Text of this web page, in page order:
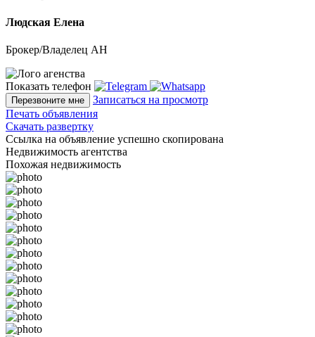
Людская Елена
Брокер/Владелец АН
Показать телефон
Перезвоните мне
Записаться на просмотр
Печать объявления
Скачать развертку
Ссылка на объявление успешно скопирована
Недвижимость агентства
Похожая недвижимость